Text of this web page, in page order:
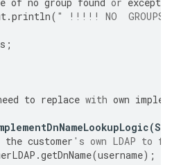
.println( " !!!!! NO  GROUPS
;
to replace with own
(
the customer 's own LDAP to
.getDnName(username);